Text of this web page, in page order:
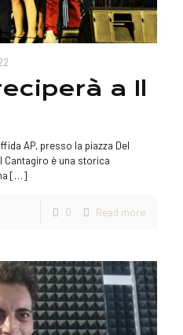
a Il
AP, presso la piazza Del
Cantagiro è una storica
[…]
0 Read more